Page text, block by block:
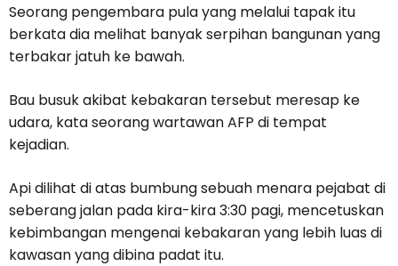
Seorang pengembara pula yang melalui tapak itu
berkata dia melihat banyak serpihan bangunan yang
terbakar jatuh ke bawah.
Bau busuk akibat kebakaran tersebut meresap ke
udara, kata seorang wartawan AFP di tempat
kejadian.
Api dilihat di atas bumbung sebuah menara pejabat di
seberang jalan pada kira-kira 3:30 pagi, mencetuskan
kebimbangan mengenai kebakaran yang lebih luas di
kawasan yang dibina padat itu.